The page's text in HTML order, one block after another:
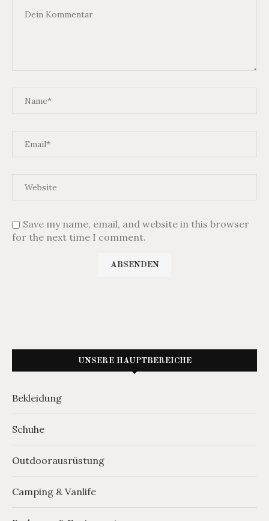
Save my name, email, and website in this browser
for the next time I comment.
UNSERE HAUPTBEREICHE
Bekleidung
Schuhe
Outdoorausrüstung
Camping & Vanlife